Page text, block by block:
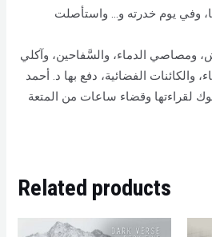
وفي يوم خدرته و… واستأصلت
ومصاصي الدماء، والسَّفاحين، وآكلي
والكائنات الفضائية، دفع بها د. أحمد
لقراءتها وقضاء ساعات من المتعة
Related products